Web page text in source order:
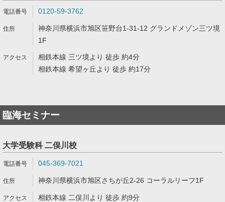
0120-59-3762
神奈川県横浜市旭区笹野台1-31-12 グランドメゾン三ツ境
1F
相鉄本線 三ツ境より 徒歩 約4分
相鉄本線 希望ヶ丘より 徒歩 約17分
臨海セミナー
大学受験科 二俣川校
045-369-7021
神奈川県横浜市旭区さちが丘2-26 コーラルリーフ1F
相鉄本線 二俣川より 徒歩 約9分